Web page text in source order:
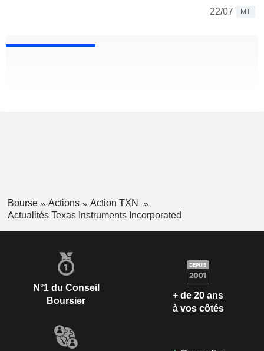
22/07
MT
Bourse Actions
Action TXN
Actualités Texas Instruments Incorporated
N°1 du Conseil
Boursier
+ de 20 ans
à vos côtés